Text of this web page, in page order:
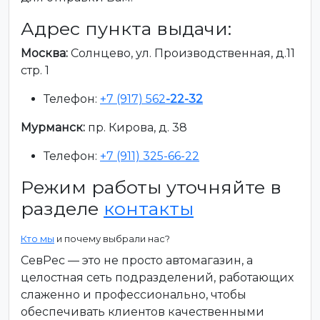
Адрес пункта выдачи:
Москва: Солнцево, ул. Производственная, д.11
стр. 1
Телефон: +7 (917) 562-22-32
Мурманск: пр. Кирова, д. 38
Телефон: +7 (911) 325-66-22
Режим работы уточняйте в
разделе контакты
Кто мы и почему выбрали нас?
СевРес — это не просто автомагазин, а
целостная сеть подразделений, работающих
слаженно и профессионально, чтобы
обеспечивать клиентов качественными